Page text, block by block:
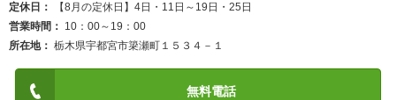
定休日
【8月の定休日】4日・11日～19日・25日
営業時間
10：00～19：00
所在地
栃木県宇都宮市簗瀬町１５３４－１
無料電話